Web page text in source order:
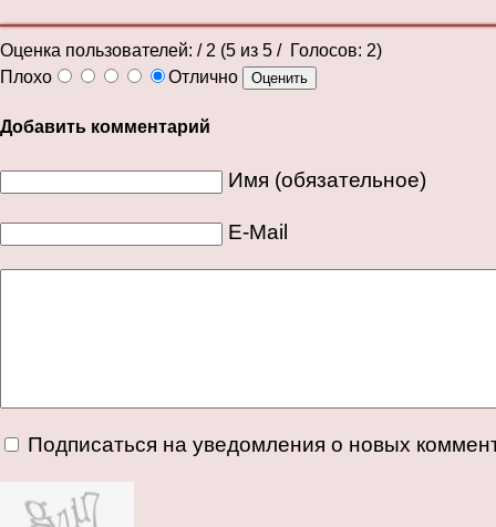
Оценка пользователей: / 2 (5 из 5 / Голосов: 2)
Плохо
Отлично
Добавить комментарий
Имя (обязательное)
E-Mail
Подписаться на уведомления о новых